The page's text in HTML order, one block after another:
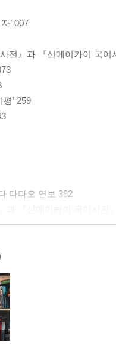
’ 007
전』과 『신메이카이 국어
평’ 259
다다오 연보 392